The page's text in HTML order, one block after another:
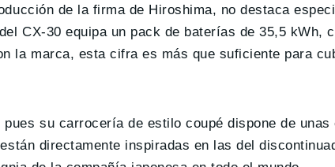
de la firma de Hiroshima, no destaca
CX-30 equipa un pack de baterías de 35,5 kWh,
la marca, esta cifra es más que suficiente para
pues su carrocería de estilo coupé dispone de unas
directamente inspiradas en las del